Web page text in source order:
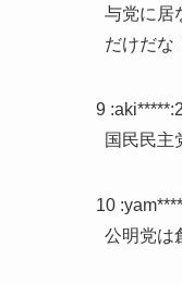
与党に居
だけだな
9 :aki*****:
国民民主
10 :
公明党は